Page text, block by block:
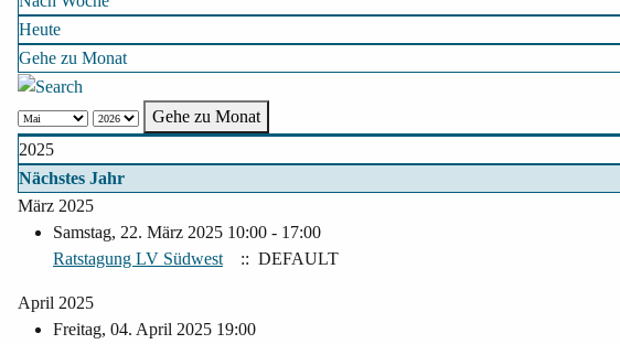
Heute
Gehe zu Monat
Gehe zu Monat
2025
Nächstes Jahr
März 2025
Samstag, 22. März 2025 10:00 - 17:00
Ratstagung LV Südwest
:: DEFAULT
April 2025
Freitag, 04. April 2025 19:00